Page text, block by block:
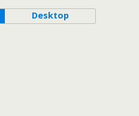
Desktop